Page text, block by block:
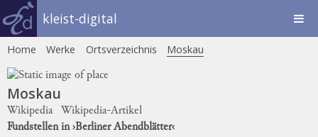
kleist-digital
Home Werke Ortsverzeichnis Moskau
Moskau
Wikipedia
Wikipedia-Artikel
Fundstellen in ›Berliner Abendblätter‹